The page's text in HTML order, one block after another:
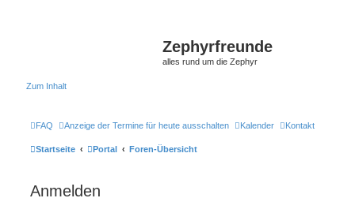
Zephyrfreunde
alles rund um die Zephyr
Zum Inhalt
FAQ Anzeige der Termine für heute ausschalten Kalender Kontakt
Startseite Portal Foren-Übersicht
Anmelden